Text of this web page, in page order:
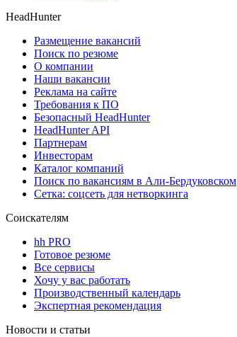
HeadHunter
Размещение вакансий
Поиск по резюме
О компании
Наши вакансии
Реклама на сайте
Требования к ПО
Безопасный HeadHunter
HeadHunter API
Партнерам
Инвесторам
Каталог компаний
Поиск по вакансиям в Али-Бердуковском
Сетка: соцсеть для нетворкинга
Соискателям
hh PRO
Готовое резюме
Все сервисы
Хочу у вас работать
Производственный календарь
Экспертная рекомендация
Новости и статьи